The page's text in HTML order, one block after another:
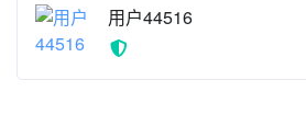
用户44516